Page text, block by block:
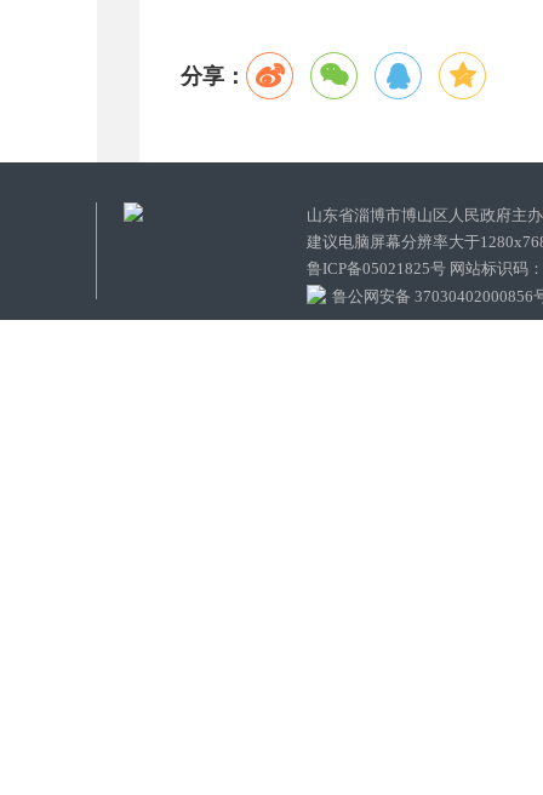
分享：
山东省淄博市博山区人民政府
建议电脑屏幕分辨率大于
鲁ICP备05021825号 网站标识码
鲁公网安备 37030402000856